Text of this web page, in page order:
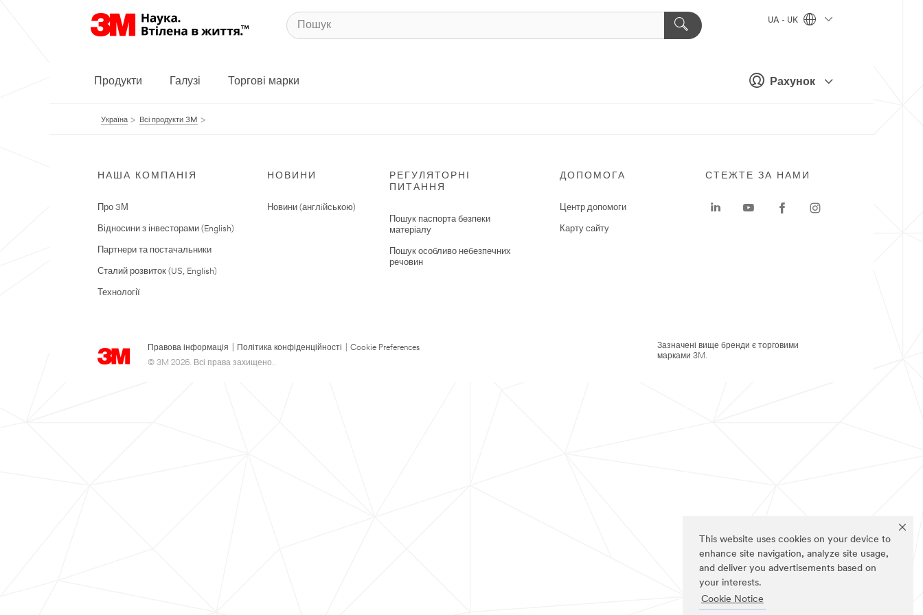
This website uses cookies on your device to
enhance site navigation, analyze site usage,
and deliver you advertisements based on
your interests.
Cookie Notice
Рахунок
UA - UK
Продукти Галузі Торгові марки
Україна Всі продукти 3M
НАША КОМПАНІЯ
Про 3М
Відносини з інвесторами (English)
Партнери та постачальники
Сталий розвиток (US, English)
Технології
НОВИНИ
Новини (англiйською)
РЕГУЛЯТОРНІ
ПИТАННЯ
Пошук паспорта безпеки
матеріалу
Пошук особливо небезпечних
речовин
ДОПОМОГА
Центр допомоги
Карту сайту
Правова інформація Політика конфіденційності
Cookie Preferences
© 3M 2026. Всі права захищено..
СТЕЖТЕ ЗА НАМИ
Зазначені вище бренди є торговими
марками 3M.